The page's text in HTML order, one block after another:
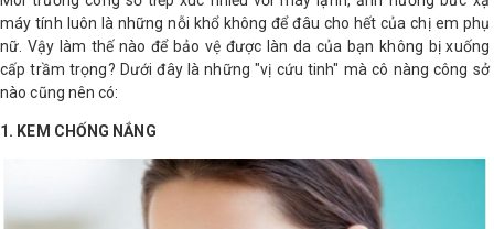
máy tính luôn là những nỗi khổ không để đâu cho hết của chị em phụ
nữ. Vậy làm thế nào để bảo vệ được làn da của bạn không bị xuống
cấp trầm trọng? Dưới đây là những "vị cứu tinh" mà cô nàng công sở
nào cũng nên có:
1. KEM CHỐNG NẮNG